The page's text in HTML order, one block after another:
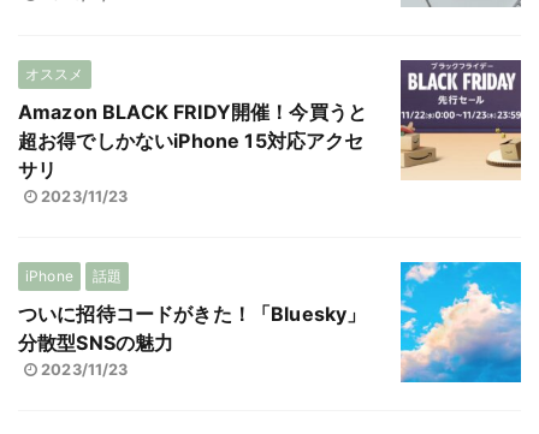
オススメ
Amazon BLACK FRIDY開催！今買うと
超お得でしかないiPhone 15対応アクセ
サリ
2023/11/23
iPhone 話題
ついに招待コードがきた！「Bluesky」
分散型SNSの魅力
2023/11/23